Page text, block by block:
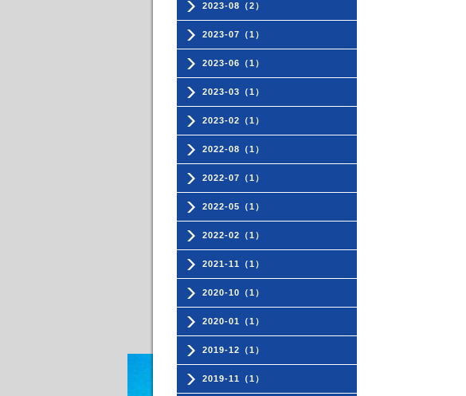
2023-08（2）
2023-07（1）
2023-06（1）
2023-03（1）
2023-02（1）
2022-08（1）
2022-07（1）
2022-05（1）
2022-02（1）
2021-11（1）
2020-10（1）
2020-01（1）
2019-12（1）
2019-11（1）